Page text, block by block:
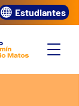
Estudiantes